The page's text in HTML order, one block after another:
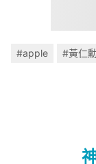
#apple #黃仁勳